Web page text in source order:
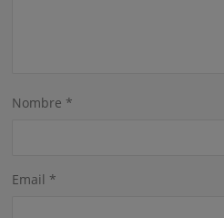
Nombre *
Email *